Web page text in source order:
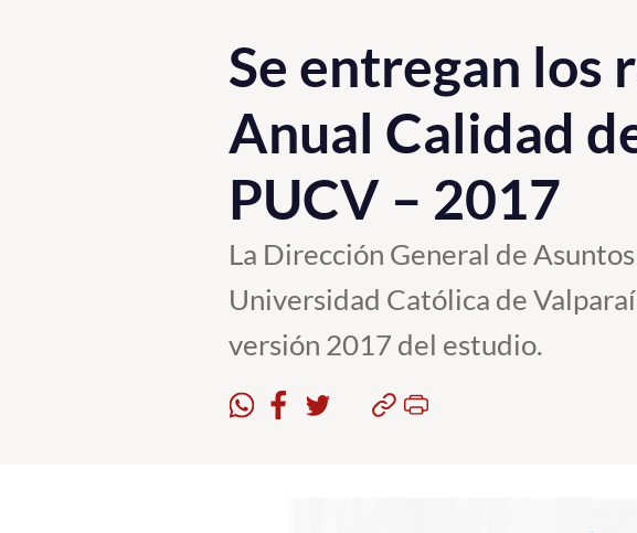
Se entregan los
Anual Calidad
PUCV – 2017
La Dirección General de
Universidad Católica de
versión 2017 del estudio.